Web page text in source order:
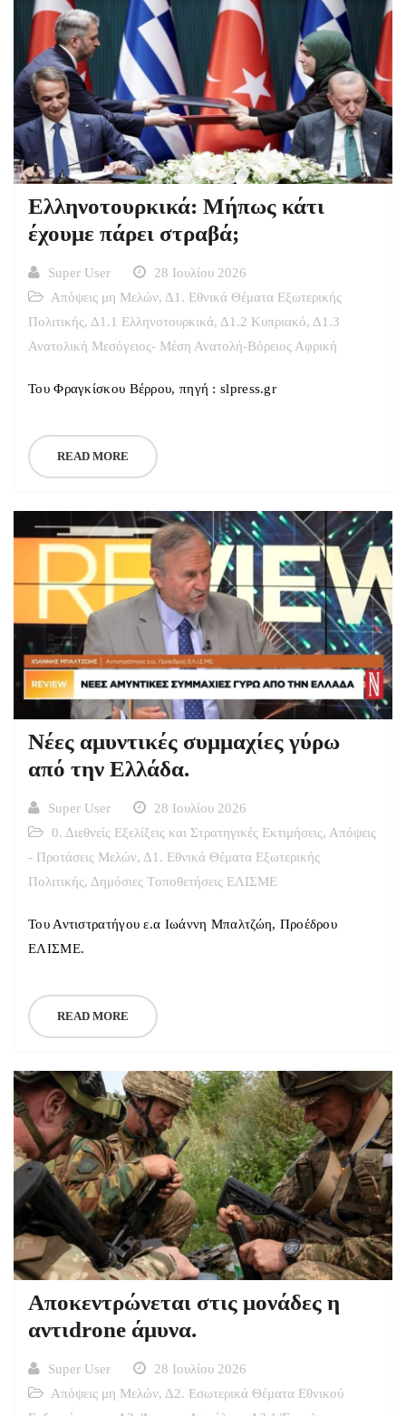
Ελληνοτουρκικά: Μήπως κάτι
έχουμε πάρει στραβά;
Super User
28 Ιουλίου 2026
Απόψεις μη Μελών, Δ1. Εθνικά Θέματα Εξωτερικής
Πολιτικής, Δ1.1 Ελληνοτουρκικά, Δ1.2 Κυπριακό, Δ1.3
Ανατολική Μεσόγειος- Μέση Ανατολή-Βόρειος Αφρική
Του Φραγκίσκου Βέρρου, πηγή : slpress.gr
READ MORE
Νέες αμυντικές συμμαχίες γύρω
από την Ελλάδα.
Super User
28 Ιουλίου 2026
0. Διεθνείς Εξελίξεις και Στρατηγικές Εκτιμήσεις, Απόψεις
- Προτάσεις Μελών, Δ1. Εθνικά Θέματα Εξωτερικής
Πολιτικής, Δημόσιες Tοποθετήσεις ΕΛΙΣΜΕ
Του Αντιστρατήγου ε.α Ιωάννη Μπαλτζώη, Προέδρου
ΕΛΙΣΜΕ.
READ MORE
Αποκεντρώνεται στις μονάδες η
αντιdrone άμυνα.
Super User
28 Ιουλίου 2026
Απόψεις μη Μελών, Δ2. Εσωτερικά Θέματα Εθνικού